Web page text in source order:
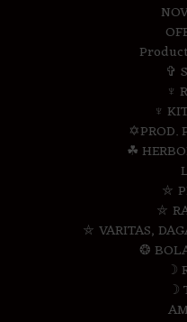
✞
♆
♆
✡PROD.
☘
⛤
⛤
⛤ VARITAS,
❂
☽
☽